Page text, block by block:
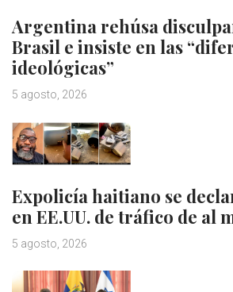
Argentina rehúsa
Brasil e insiste en las
ideológicas”
5 agosto, 2026
Expolicía haitiano se
en EE.UU. de tráfico de al
5 agosto, 2026